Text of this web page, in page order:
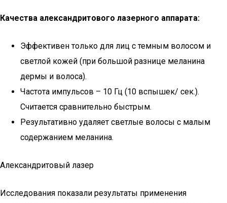
Качества александритового лазерного аппарата:
Эффективен только для лиц с темным волосом и
светлой кожей (при большой разнице меланина
дермы и волоса).
Частота импульсов – 10 Гц (10 вспышек/ сек.).
Считается сравнительно быстрым.
Результативно удаляет светлые волосы с малым
содержанием меланина.
Александритовый лазер
Исследования показали результаты применения